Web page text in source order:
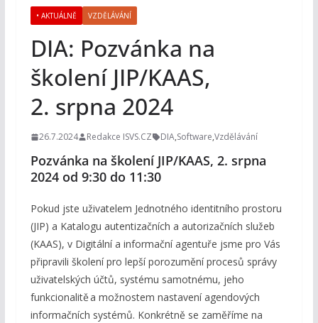
• AKTUÁLNĚ VZDĚLÁVÁNÍ
DIA: Pozvánka na
školení JIP/KAAS,
2. srpna 2024
26.7.2024 Redakce ISVS.CZ DIA,Software,Vzdělávání
Pozvánka na školení JIP/KAAS, 2. srpna
2024 od 9:30 do 11:30
Pokud jste uživatelem Jednotného identitního prostoru
(JIP) a Katalogu autentizačních a autorizačních služeb
(KAAS), v Digitální a informační agentuře jsme pro Vás
připravili školení pro lepší porozumění procesů správy
uživatelských účtů, systému samotnému, jeho
funkcionalitě a možnostem nastavení agendových
informačních systémů. Konkrétně se zaměříme na